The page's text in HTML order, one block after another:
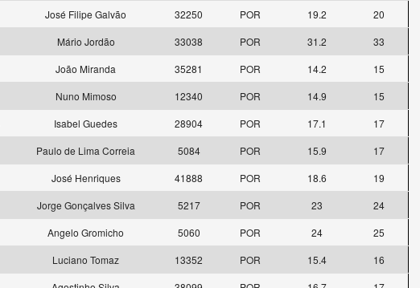
José Filipe Galvão 32250 POR 19.2
20
Mário Jordão 33038 POR 31.2
33
João Miranda 35281 POR 14.2
15
Nuno Mimoso 12340 POR 14.9
15
Isabel Guedes 28904 POR 17.1
17
Paulo de Lima Correia 5084 POR 15.9
17
José Henriques 41888 POR 18.6
19
Jorge Gonçalves Silva 5217 POR 23
24
Angelo Gromicho 5060 POR 24
25
Luciano Tomaz 13352 POR 15.4
16